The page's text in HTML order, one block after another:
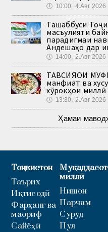
🕔 10:00, 4.Авг 2026
Ташаббуси
масъулияти
парадигмаи
Андешаҳо дар
🕔 14:00, 2.Авг 2026
ТАВСИЯҲОИ
манфиат ва
хӯрокҳои миллӣ
🕔 13:30, 2.Авг 2026
Ҳамаи
Тоҷикистон
Таърих
Иқтисодӣ
Фарҳанг ва
маориф
Сайёҳӣ
миллӣ
Нишон
Парчам
Суруд
Пул